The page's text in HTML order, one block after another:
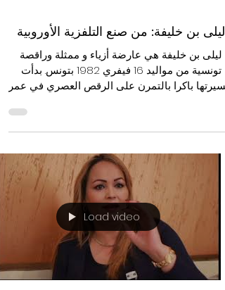
Feb 11, 2018 2 min read
ليلى بن خليفة: من صنع التلفزية الأوروبية
تونسية من مواليد 16 فيفري 1982 بتونس. بدأت
Load video